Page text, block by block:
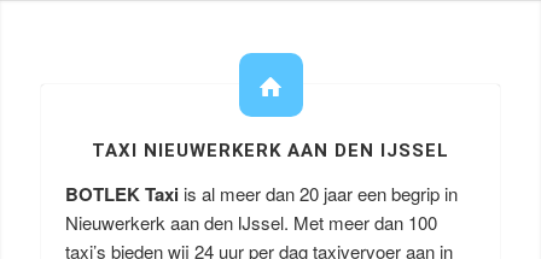
TAXI NIEUWERKERK AAN DEN IJSSEL
BOTLEK Taxi is al meer dan 20 jaar een begrip in
Nieuwerkerk aan den IJssel. Met meer dan 100
taxi’s bieden wij 24 uur per dag taxivervoer aan in